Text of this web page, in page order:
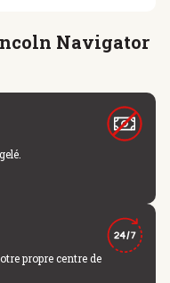
Navigator
propre centre de